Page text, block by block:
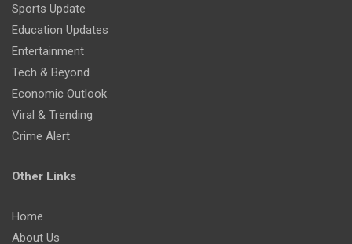
Sports Update
Education Updates
Entertainment
Tech & Beyond
Economic Outlook
Viral & Trending
Crime Alert
Other Links
Home
About Us